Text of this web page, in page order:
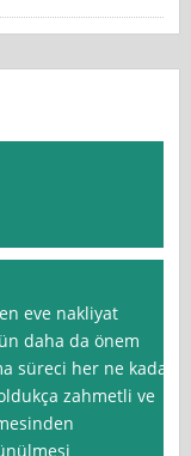
eve nakliyat
daha da önem
süreci her ne kadar
zahmetli ve